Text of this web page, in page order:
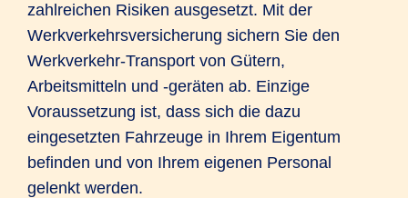
zahlreichen Risiken ausgesetzt. Mit der
Werkverkehrsversicherung sichern Sie den
Werkverkehr-Transport von Gütern,
Arbeitsmitteln und -geräten ab. Einzige
Voraussetzung ist, dass sich die dazu
eingesetzten Fahrzeuge in Ihrem Eigentum
befinden und von Ihrem eigenen Personal
gelenkt werden.